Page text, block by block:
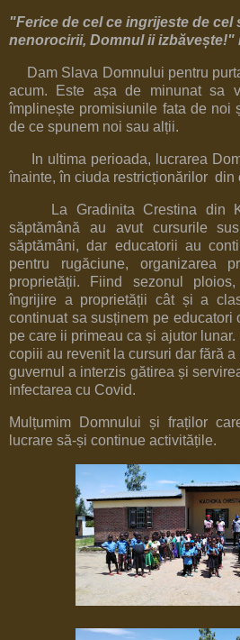
"Ferice de cel ce ingrijeste de cel
nenorocirii, Domnul ii izbăvește!"
Dam Slava Domnului pentru
acum. Este așa de minunat sa
împlinește promisiunile fata de noi
de ce spunem noi sau alții.
In ultima perioada, lucrarea
înainte, în ciuda restricționărilor din
La Gradinita Crestina din
săptămână au avut cursurile
săptămâni, dar educatorii au
pentru rugăciune, organizarea
proprietății. Fiind sezonul
îngrijire a proprietății cât și a
continuat sa susținem pe educatori
pe care ii primeau ca și ajutor
copiii au revenit la cursuri dar fără
guvernul a interzis gătirea și
infectarea cu Covid.
Mulțumim Domnului și fraților
lucrare să-și continue activitățile.